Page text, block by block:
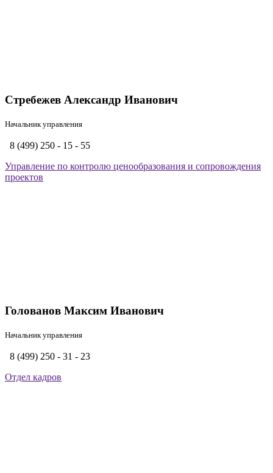
Стребежев Александр Иванович
Начальник управления
8 (499) 250 - 15 - 55
Управление по контролю ценообразования и сопровождения
проектов
Голованов Максим Иванович
Начальник управления
8 (499) 250 - 31 - 23
Отдел кадров